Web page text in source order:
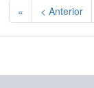
« < Anterior